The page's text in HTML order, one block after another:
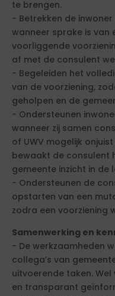
te brengen.
- Betrekken de
wanneer sprake is van
voorliggende
af met de consulent
- Begeleiden het
van de voorziening,
geholpen en de
- Ondersteunen
wanneer zij samen
of UWV mogelijk
bewaakt de consulent
gemeente inzicht in de
- Ondersteunen de
opstarten van een
zodra een voorziening
Samenwerking en
- De werkzaamheden
collega’s van
uitvoerende taken.
en transparant